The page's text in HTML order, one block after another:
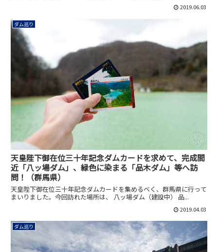
2019.06.03
ダム巡り
天皇陛下御在位三十年記念ダムカードを求めて、完成間
近「八ッ場ダム」、緑色に染まる「品木ダム」等へ訪
問！（群馬県）
天皇陛下御在位三十年記念ダムカードを集めるべく、群馬県に行って
まいりました。今回訪れた場所は、 八ッ場ダム（建設中） 品...
2019.04.03
ダム巡り